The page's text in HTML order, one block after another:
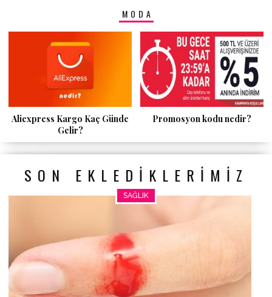
MODA
Aliexpress Kargo Kaç Günde
Gelir?
Promosyon kodu nedir?
SON EKLEDIKLERIMIZ
SAĞLIK